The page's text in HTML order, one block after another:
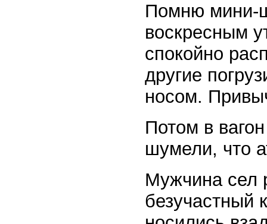
Помню мини-
воскресным
спокойно
другие
носом.
Потом в
шумели, что
Мужчина сел
безучастный